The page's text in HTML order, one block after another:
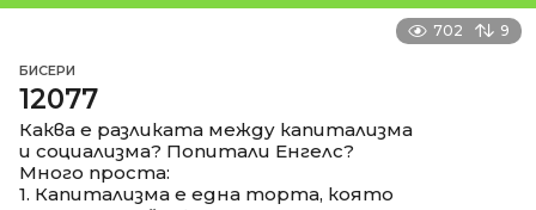
702 9
БИСЕРИ
12077
Каква е разликата между капитализма
и социализма? Попитали Енгелс?
Много проста:
1. Капитализма е една торта, която